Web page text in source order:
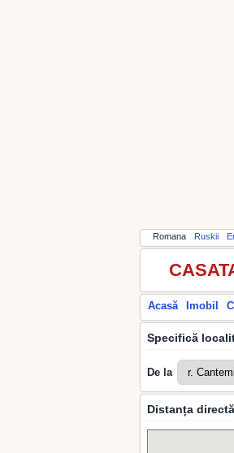
Romana Ruskii
Acasă Imobil
Specifică
De la
Distanța